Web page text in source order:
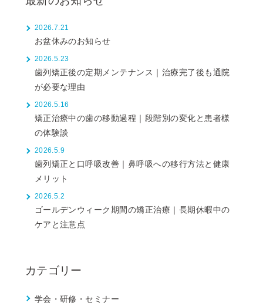
2026.7.21
お盆休みのお知らせ
2026.5.23
歯列矯正後の定期メンテナンス｜治療完了後も通院
が必要な理由
2026.5.16
矯正治療中の歯の移動過程｜段階別の変化と患者様
の体験談
2026.5.9
歯列矯正と口呼吸改善｜鼻呼吸への移行方法と健康
メリット
2026.5.2
ゴールデンウィーク期間の矯正治療｜長期休暇中の
ケアと注意点
カテゴリー
学会・研修・セミナー